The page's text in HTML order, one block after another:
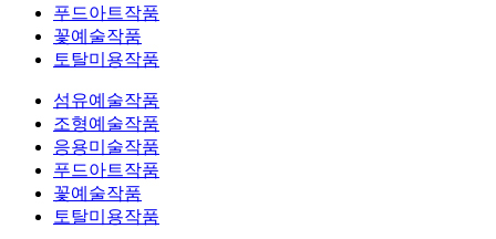
푸드아트작품
꽃예술작품
토탈미용작품
섬유예술작품
조형예술작품
응용미술작품
푸드아트작품
꽃예술작품
토탈미용작품